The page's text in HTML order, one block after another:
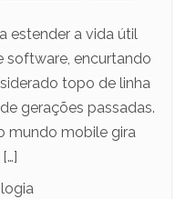
estender a vida útil
software, encurtando
topo de linha
gerações passadas.
mundo mobile gira